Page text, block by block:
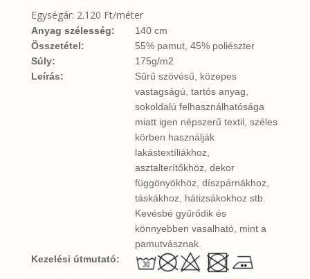
Egységár: 2.120 Ft/méter
Anyag szélesség:
140 cm
Összetétel:
55% pamut, 45% poliészter
Súly:
175g/m2
Leírás:
Sűrű szövésű, közepes
vastagságú, tartós anyag,
sokoldalú felhasználhatósága
miatt igen népszerű textil, széles
körben használják
lakástextíliákhoz,
asztalterítőkhöz, dekor
függönyökhöz, díszpárnákhoz,
táskákhoz, hátizsákokhoz stb.
Kevésbé gyűrődik és
könnyebben vasalható, mint a
pamutvásznak.
Kezelési útmutató: